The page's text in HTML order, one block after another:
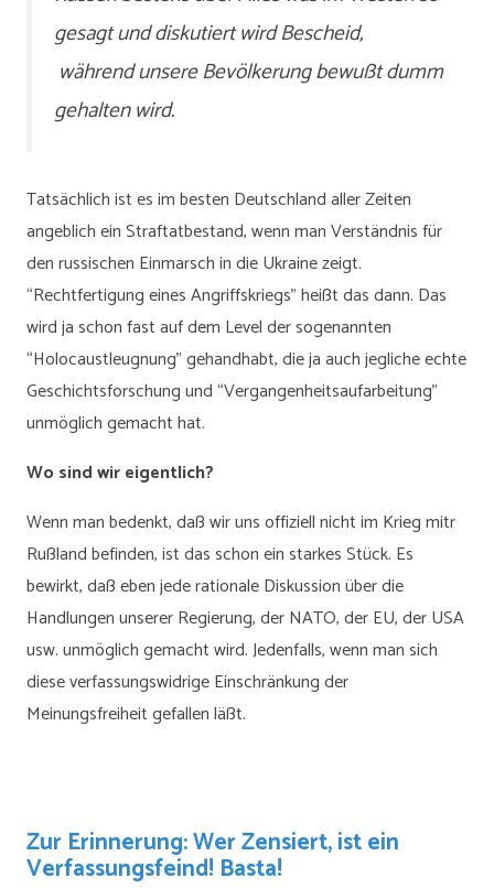
gesagt und diskutiert wird Bescheid,
während unsere Bevölkerung bewußt dumm
gehalten wird.
Tatsächlich ist es im besten Deutschland aller Zeiten
angeblich ein Straftatbestand, wenn man Verständnis für
den russischen Einmarsch in die Ukraine zeigt.
“Rechtfertigung eines Angriffskriegs” heißt das dann. Das
wird ja schon fast auf dem Level der sogenannten
“Holocaustleugnung” gehandhabt, die ja auch jegliche echte
Geschichtsforschung und “Vergangenheitsaufarbeitung”
unmöglich gemacht hat.
Wo sind wir eigentlich?
Wenn man bedenkt, daß wir uns offiziell nicht im Krieg mitr
Rußland befinden, ist das schon ein starkes Stück. Es
bewirkt, daß eben jede rationale Diskussion über die
Handlungen unserer Regierung, der NATO, der EU, der USA
usw. unmöglich gemacht wird. Jedenfalls, wenn man sich
diese verfassungswidrige Einschränkung der
Meinungsfreiheit gefallen läßt.
Zur Erinnerung: Wer Zensiert, ist ein
Verfassungsfeind! Basta!